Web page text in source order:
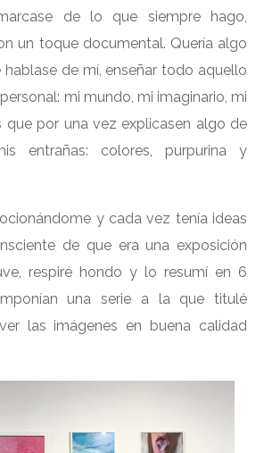
de lo que siempre hago,
un toque documental. Quería algo
hablase de mí, enseñar todo aquello
mi mundo, mi imaginario, mi
que por una vez explicasen algo de
entrañas: colores, purpurina y
y cada vez tenía ideas
de que era una exposición
respiré hondo y lo resumí en 6
una serie a la que titulé
ver las imágenes en buena calidad